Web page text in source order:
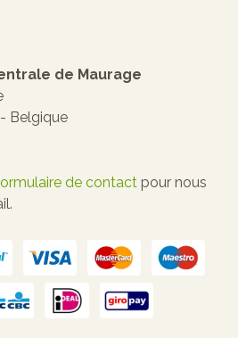
de Maurage
Belgique
de contact pour nous